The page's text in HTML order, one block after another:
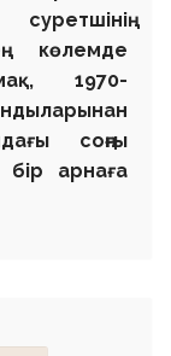
көлемде
1970-
соңғы
бір арнаға